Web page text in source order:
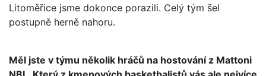
Litoměřice jsme dokonce porazili. Celý tým šel
postupně herně nahoru.
Měl jste v týmu několik hráčů na hostování z Mattoni